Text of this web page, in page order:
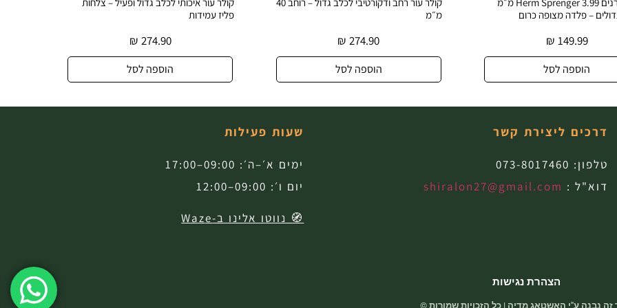
– פלדה מצופה כרום
149.99
₪
הוספה לסל
מ״מ
274.90
₪
הוספה לסל
פליז עמידות
274.90
₪
הוספה לסל
דרכים ליצירת קשר
טלפון: 073-8017460
דוא"ל : shiralon27@gmail.com
שעות פעילות
ימים א׳–ה׳: 09:00–17:00
יום ו׳: 09:00–12:00
🧭 נווטו אלינו ב-Waze
הצהרת נגישות
זה נבנה ע"י האשטאג מדיה | כל הזכויות שמורות ©